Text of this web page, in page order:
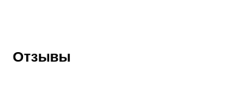
Отзывы